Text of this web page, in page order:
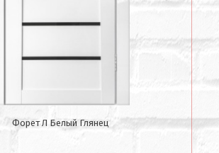
Форет Л Белый Глянец